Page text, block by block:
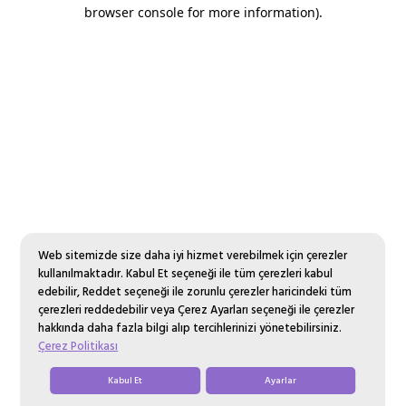
Web sitemizde size daha iyi hizmet verebilmek için çerezler
kullanılmaktadır. Kabul Et seçeneği ile tüm çerezleri kabul
edebilir, Reddet seçeneği ile zorunlu çerezler haricindeki tüm
çerezleri reddedebilir veya Çerez Ayarları seçeneği ile çerezler
hakkında daha fazla bilgi alıp tercihlerinizi yönetebilirsiniz.
Çerez Politikası
Kabul Et Ayarlar
browser console for more information).